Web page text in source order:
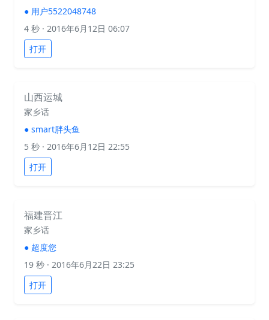
● 用户5522048748
4 秒 · 2016年6月12日 06:07
打开
山西运城
家乡话
● smart胖头鱼
5 秒 · 2016年6月12日 22:55
打开
福建晋江
家乡话
● 超度您
19 秒 · 2016年6月22日 23:25
打开